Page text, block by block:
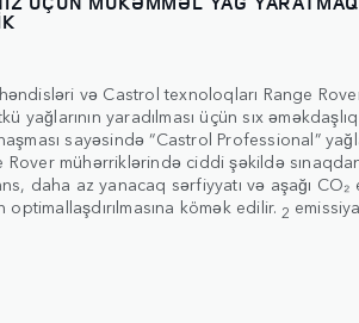
və Castrol texnoloqları Range
yağlarının yaradılması üçün sıx
sayəsində “Castrol Professional”
Rover mühərriklərində ciddi şəkildə
daha az yanacaq sərfiyyatı və aşağı CO₂
kömək edilir. 2